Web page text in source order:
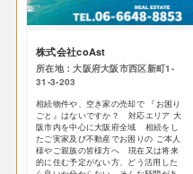
株式会社coAst
所在地：大阪府大阪市西区新町1-
31-3-203
相続物件や、空き家の売却で 『お困り
ごと』はないですか？ 対応エリア 大
阪市内を中心に大阪府全域 相続をし
たご実家及び不動産でお困りの ご本人
様やご親族の皆様方へ 現在又は将来
的に住む予定がない方、どう活用した